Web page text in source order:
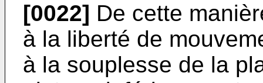
[0022] De cette
à la liberté de
à la souplesse de la